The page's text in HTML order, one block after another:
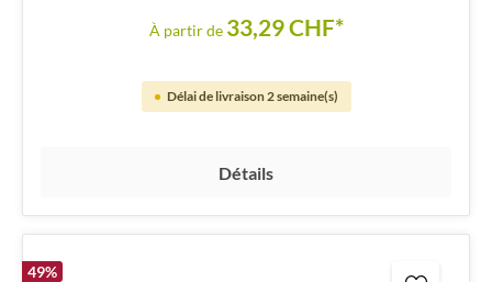
À partir de 33,29 CHF*
Délai de livraison 2 semaine(s)
Détails
49%